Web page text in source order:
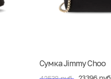
Сумка Jimmy Choo